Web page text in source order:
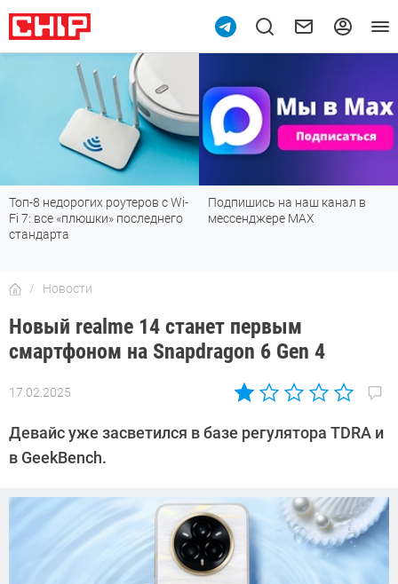
Топ-8 недорогих роутеров с Wi-
Fi 7: все «плюшки» последнего
стандарта
Подпишись на наш канал в
мессенджере МАХ
Новости
Новый realme 14 станет первым
смартфоном на Snapdragon 6 Gen 4
17.02.2025
Автор:
Довлатова
Девайс уже засветился в базе регулятора TDRA и
в GeekBench.